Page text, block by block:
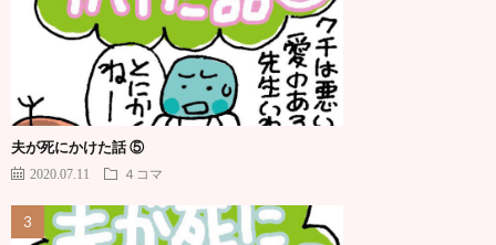
夫が死にかけた話 ⑤
2020.07.11 ４コマ